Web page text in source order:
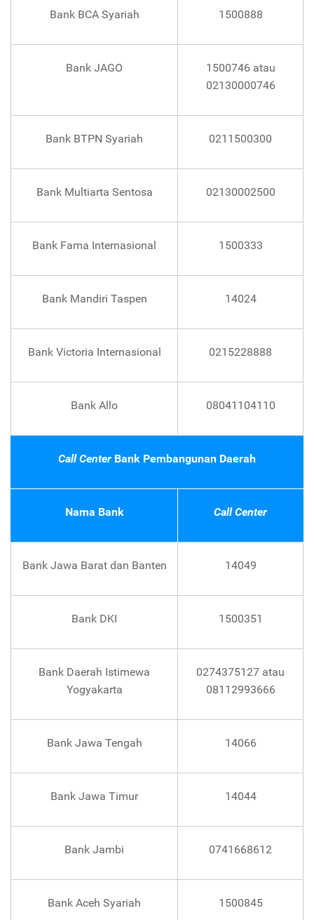
Bank BCA Syariah 1500888
Bank JAGO
1500746 atau
02130000746
Bank BTPN Syariah 0211500300
Bank Multiarta Sentosa 02130002500
Bank Fama Internasional 1500333
Bank Mandiri Taspen 14024
Bank Victoria Internasional 0215228888
Bank Allo 08041104110
Call Center Bank Pembangunan Daerah
Nama Bank Call Center
Bank Jawa Barat dan Banten 14049
Bank DKI 1500351
Bank Daerah Istimewa
Yogyakarta
0274375127 atau
08112993666
Bank Jawa Tengah 14066
Bank Jawa Timur 14044
Bank Jambi 0741668612
Bank Aceh Syariah 1500845